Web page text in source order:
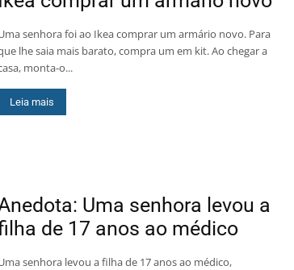
senhora foi ao Ikea comprar um armário novo. Para
lhe saia mais barato, compra um em kit. Ao chegar a
monta-o...
Leia mais
Uma senhora levou a
de 17 anos ao médico
senhora levou a filha de 17 anos ao médico,